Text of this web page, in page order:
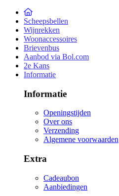
Scheepsbellen
Wijnrekken
Woonaccessoires
Brievenbus
Aanbod via Bol.com
2e Kans
Informatie
Informatie
Openingstijden
Over ons
Verzending
Algemene voorwaarden
Extra
Cadeaubon
Aanbiedingen